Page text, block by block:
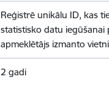
Reģistrē unikālu ID, kas
statistisko datu iegūšanai
apmeklētājs izmanto
2 gadi